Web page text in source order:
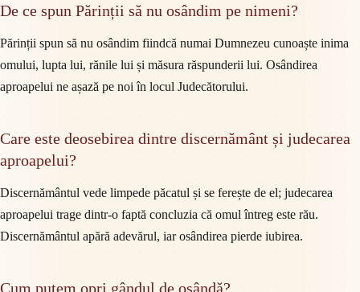
De ce spun Părinții să nu osândim pe nimeni?
Părinții spun să nu osândim fiindcă numai Dumnezeu cunoaște inima
omului, lupta lui, rănile lui și măsura răspunderii lui. Osândirea
aproapelui ne așază pe noi în locul Judecătorului.
Care este deosebirea dintre discernământ și judecarea
aproapelui?
Discernământul vede limpede păcatul și se ferește de el; judecarea
aproapelui trage dintr-o faptă concluzia că omul întreg este rău.
Discernământul apără adevărul, iar osândirea pierde iubirea.
Cum putem opri gândul de osândă?